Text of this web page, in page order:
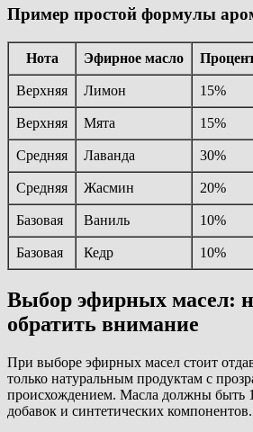
Пример простой формулы
Нота Эфирное масло
Верхняя Лимон 15%
Верхняя Мята 15%
Средняя Лаванда 30%
Средняя Жасмин 20%
Базовая Ваниль 10%
Базовая Кедр 10%
Выбор эфирных масел:
обратить внимание
При выборе эфирных масел стоит
только натуральным продуктам с
происхождением. Масла должны быть
добавок и синтетических компонентов.